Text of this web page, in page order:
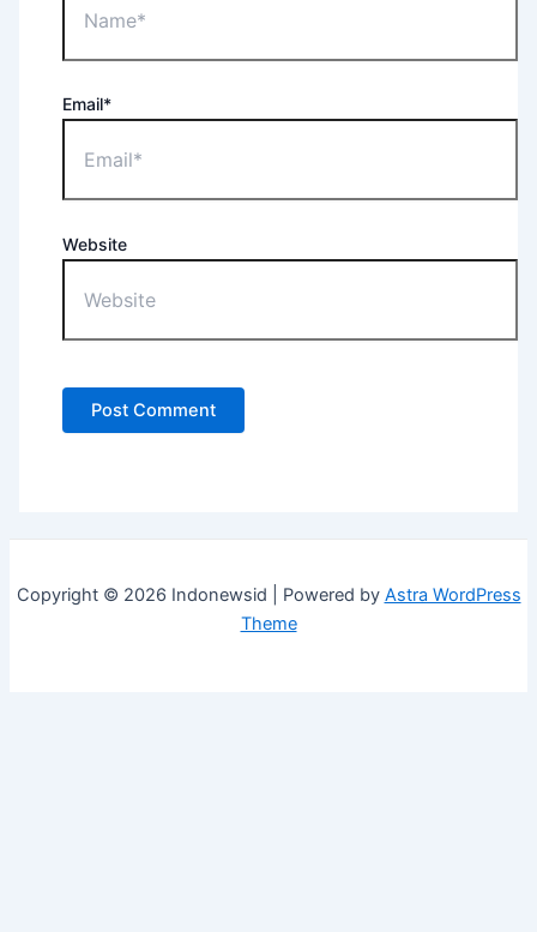
Email*
Website
Copyright © 2026 Indonewsid | Powered by Astra WordPress
Theme